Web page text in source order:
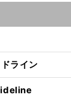
ライン